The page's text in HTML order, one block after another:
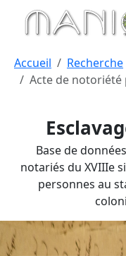
Aller au contenu
Base de
notariés du XVIIIe
personnes au
Accueil Recherche
Acte de notoriété